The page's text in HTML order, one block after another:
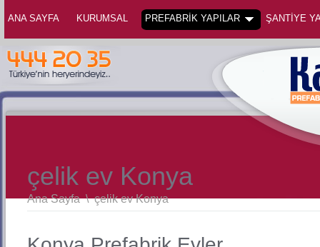
ANA SAYFA KURUMSAL PREFABRİK YAPILAR ŞANTİYE
çelik ev Konya
Ana Sayfa \çelik ev Konya